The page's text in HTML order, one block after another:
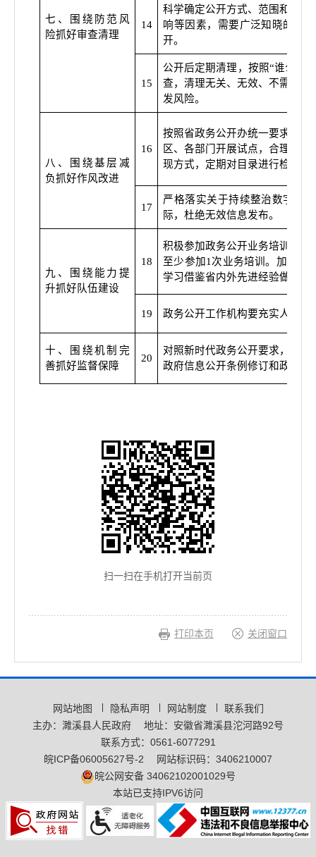
七、围绕防范风
险抓好审查清理
14
科学确定公开方式、范围和时
响等因素，需要广泛知晓的全
开。
15
公开后定期清理，按照“谁公开
查，清理无关、无效、不需长
发风险。
八、围绕基层减
负抓好作风改进
16
按照省政务公开办统一要求分
区、各部门开展试点，合理整
现方式，定期对目录进行检查调
17
严格落实关于持续整治数字形
际，杜绝无效信息发布。
九、围绕能力提
升抓好队伍建设
18
积极参加政务公开业务培训，
至少参加1次业务培训。加强工
学习借鉴省内外先进经验做法，
19 政务公开工作机构要充实人员
十、围绕机制完
善抓好监督保障
20
对照新时代政务公开要求，全
政府信息公开条例修订和政策
扫一扫在手机打开当前页
打印本页 关闭窗口
网站地图 隐私声明 网站制度
联系我们
主办：濉溪县人民政府
地址：安徽省濉溪县沱河路92号
联系方式：0561-6077291
皖ICP备06005627号-2
网站标识码：3406210007
皖公网安备 34062102001029号
本站已支持IPV6访问